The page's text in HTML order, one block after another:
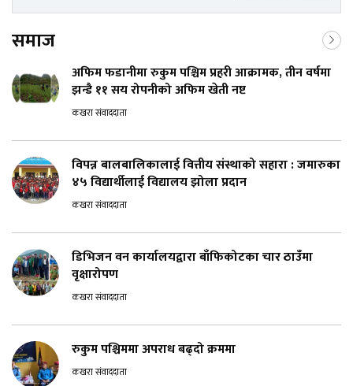
समाज
अफिम फडानीमा रुकुम पश्चिम प्रहरी आक्रामक, तीन वर्षमा
झन्डै ११ सय रोपनीको अफिम खेती नष्ट
कखरा संवाददाता
विपन्न बालबालिकालाई वित्तीय संस्थाको सहारा : जमारुका
४५ विद्यार्थीलाई विद्यालय झोला प्रदान
कखरा संवाददाता
डिभिजन वन कार्यालयद्वारा बाँफिकोटका चार ठाउँमा
वृक्षारोपण
कखरा संवाददाता
रुकुम पश्चिममा अपराध बढ्दो क्रममा
कखरा संवाददाता